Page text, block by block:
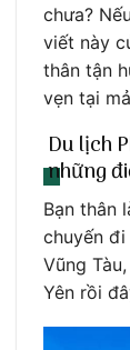
chưa?
viết này
thân tận
vẹn tại
Du lịch
những
Bạn thân
chuyến
Vũng
Yên rồi